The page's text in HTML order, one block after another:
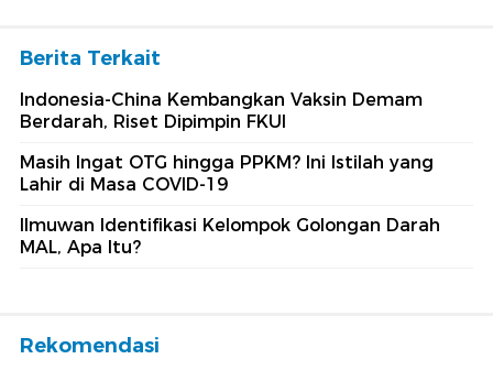
Berita Terkait
Indonesia-China Kembangkan Vaksin Demam
Berdarah, Riset Dipimpin FKUI
Masih Ingat OTG hingga PPKM? Ini Istilah yang
Lahir di Masa COVID-19
Ilmuwan Identifikasi Kelompok Golongan Darah
MAL, Apa Itu?
Rekomendasi